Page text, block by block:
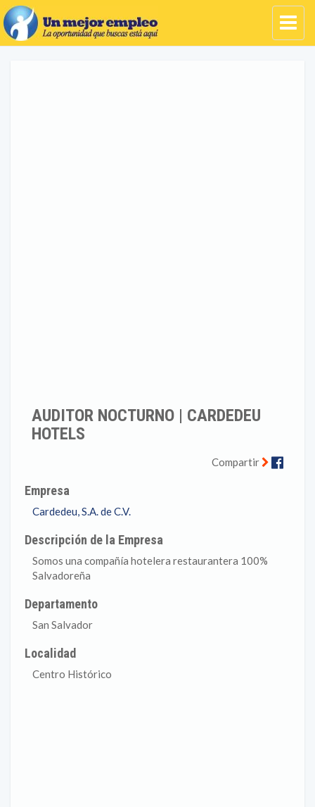
AUDITOR NOCTURNO | CARDEDEU
HOTELS
Compartir
Empresa
Cardedeu, S.A. de C.V.
Descripción de la Empresa
Somos una compañía hotelera restaurantera 100%
Salvadoreña
Departamento
San Salvador
Localidad
Centro Histórico